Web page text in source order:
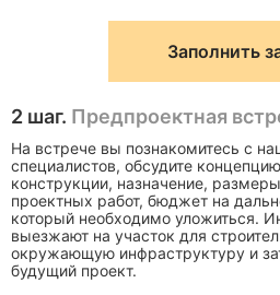
Заполнить
2 шаг. Предпроектная
На встрече вы познакомитесь с
специалистов, обсудите
конструкции, назначение,
проектных работ, бюджет на
который необходимо уложиться.
выезжают на участок для
окружающую инфраструктуру и
будущий проект.